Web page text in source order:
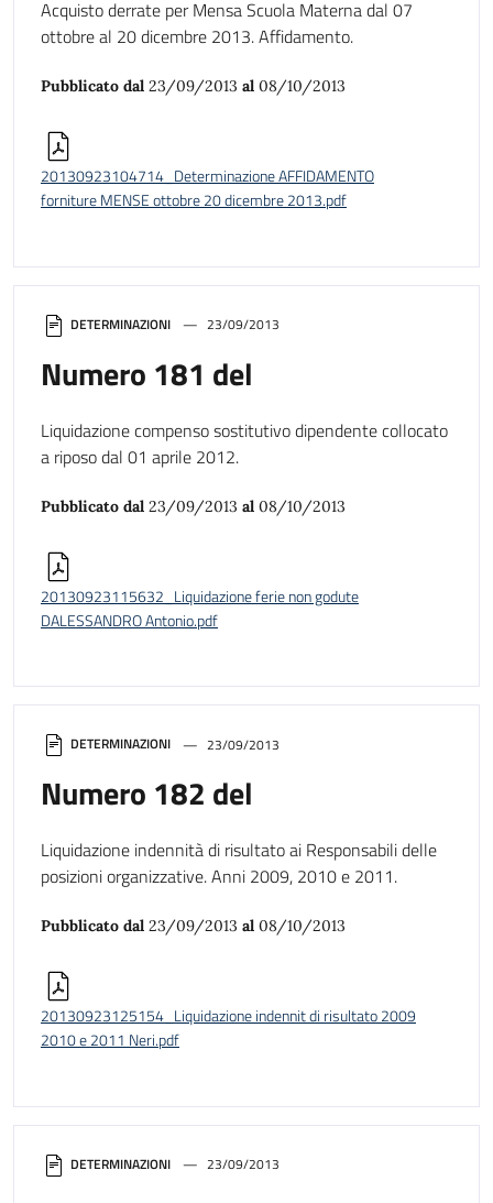
DETERMINAZIONI 23/09/2013
DETERMINAZIONI 23/09/2013
Numero 182 del
Liquidazione indennità di risultato ai Responsabili delle
posizioni organizzative. Anni 2009, 2010 e 2011.
Pubblicato dal 23/09/2013 al 08/10/2013
20130923125154_Liquidazione indennit di risultato 2009
2010 e 2011 Neri.pdf
DETERMINAZIONI 23/09/2013
Numero 181 del
Liquidazione compenso sostitutivo dipendente collocato
a riposo dal 01 aprile 2012.
Pubblicato dal 23/09/2013 al 08/10/2013
20130923115632_Liquidazione ferie non godute
DALESSANDRO Antonio.pdf
Acquisto derrate per Mensa Scuola Materna dal 07
ottobre al 20 dicembre 2013. Affidamento.
Pubblicato dal 23/09/2013 al 08/10/2013
20130923104714_Determinazione AFFIDAMENTO
forniture MENSE ottobre 20 dicembre 2013.pdf